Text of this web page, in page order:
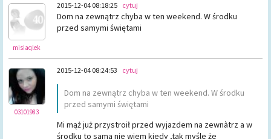
misiaqlek
2015-12-04 08:18:25 cytuj
Dom na zewnątrz chyba w ten weekend. W środku
przed samymi świętami
03101983
2015-12-04 08:24:53 cytuj
Dom na zewnątrz chyba w ten weekend. W środku
przed samymi świętami
Mi mąż już przystroił przed wyjazdem na zewnàtrz a w
środku to sama nie wiem kiedy ,tak myśle że